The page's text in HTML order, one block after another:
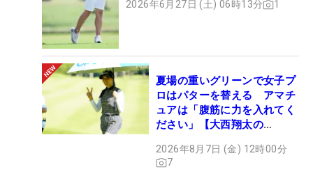
2026年6月27日 (土) 06時13分 1
夏場の重いグリーンで女子プ
ロはパターを替える アマチ
ュアは「腹筋に力を入れてく
ださい」【大西翔太の
2026年8月7日 (金) 12時00分
7